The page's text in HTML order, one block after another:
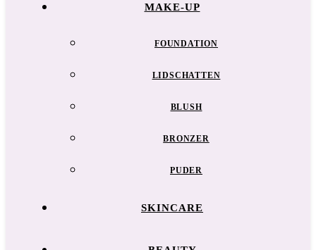
MAKE-UP
FOUNDATION
LIDSCHATTEN
BLUSH
BRONZER
PUDER
SKINCARE